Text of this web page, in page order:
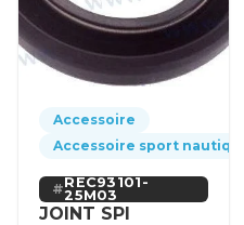
Accessoire
Accessoire sport nautique
REC93101-
25M03
JOINT SPI